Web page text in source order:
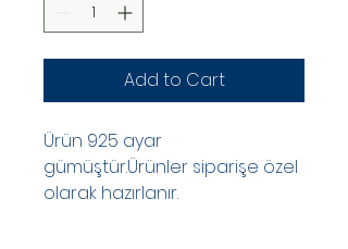
Add to Cart
Ürün 925 ayar
gümüştür.Ürünler siparişe özel
olarak hazırlanır.